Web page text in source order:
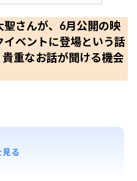
さんが、6月公開の映
ベントに登場という話
重なお話が聞ける機会
見る